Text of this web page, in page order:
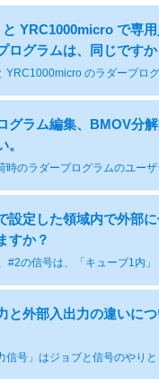
と YRC1000micro で専
ログラムは、同じですか
グラム編集、BMOV分
。
設定した領域内で外部
すか？
と外部入出力の違いに